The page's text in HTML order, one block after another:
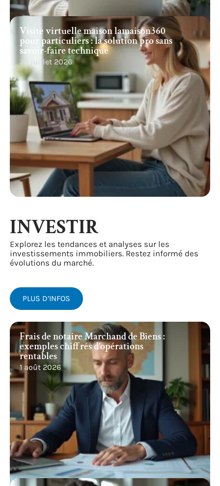
Visite virtuelle maison lamaison360
pour particuliers : la solution pro sans
savoir-faire technique
29 juillet 2026
Frais de notaire Marchand de Biens :
exemples chiffrés d’opérations
rentables
1 août 2026
INVESTIR
Explorez les tendances et analyses sur les
investissements immobiliers. Restez informé des
évolutions du marché.
PLUS D’INFOS